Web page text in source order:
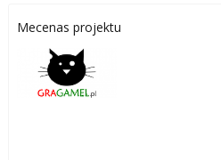
Mecenas projektu